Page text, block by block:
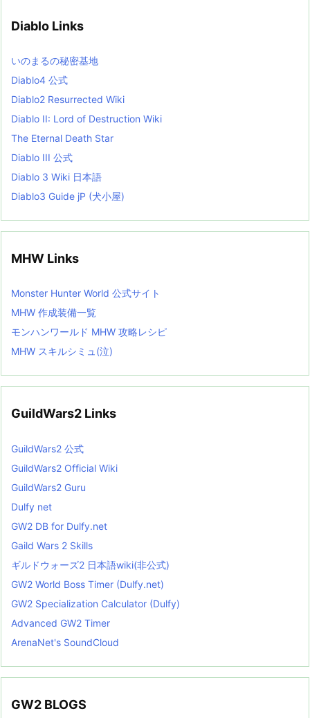
e
i
s
t
Diablo Links
いのまるの秘密基地
Diablo4 公式
Diablo2 Resurrected Wiki
Diablo II: Lord of Destruction Wiki
The Eternal Death Star
Diablo III 公式
Diablo 3 Wiki 日本語
Diablo3 Guide jP (犬小屋)
MHW Links
Monster Hunter World 公式サイト
MHW 作成装備一覧
モンハンワールド MHW 攻略レシピ
MHW スキルシミュ(泣)
GuildWars2 Links
GuildWars2 公式
GuildWars2 Official Wiki
GuildWars2 Guru
Dulfy net
GW2 DB for Dulfy.net
Gaild Wars 2 Skills
ギルドウォーズ2 日本語wiki(非公式)
GW2 World Boss Timer (Dulfy.net)
GW2 Specialization Calculator (Dulfy)
Advanced GW2 Timer
ArenaNet's SoundCloud
GW2 BLOGS